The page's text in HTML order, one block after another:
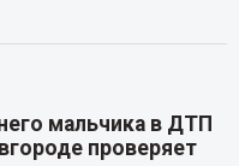
мальчика в ДТП
проверяет